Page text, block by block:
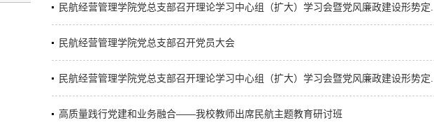
民航经营管理学院党总支部召开理论学习中心组（扩大）学习会暨党风廉政建设形势定...
民航经营管理学院党总支部召开党员大会
民航经营管理学院党总支部召开理论学习中心组（扩大）学习会暨党风廉政建设形势定...
高质量践行党建和业务融合——我校教师出席民航主题教育研讨班